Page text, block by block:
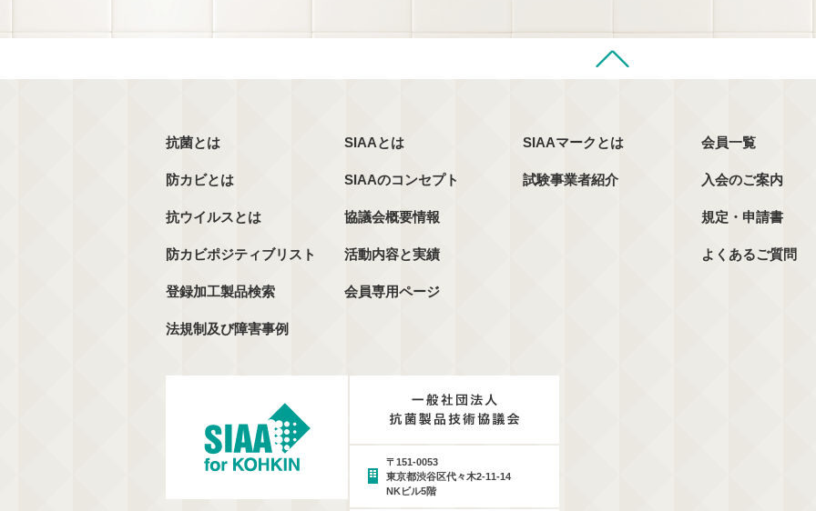
抗菌とは
防カビとは
抗ウイルスとは
防カビポジティブリスト
登録加工製品検索
法規制及び障害事例
SIAAとは
SIAAのコンセプト
協議会概要情報
活動内容と実績
会員専用ページ
SIAAマークとは
試験事業者紹介
会員一覧
入会のご案内
規定・申請書
よくあるご質問
〒151-0053
東京都渋谷区代々木2-11-14
NKビル5階